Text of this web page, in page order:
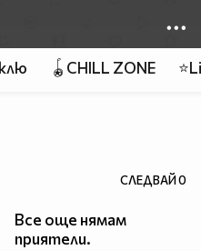
🪀CHILL ZONE
СЛЕДВАЙ0
Все още нямам
приятели.